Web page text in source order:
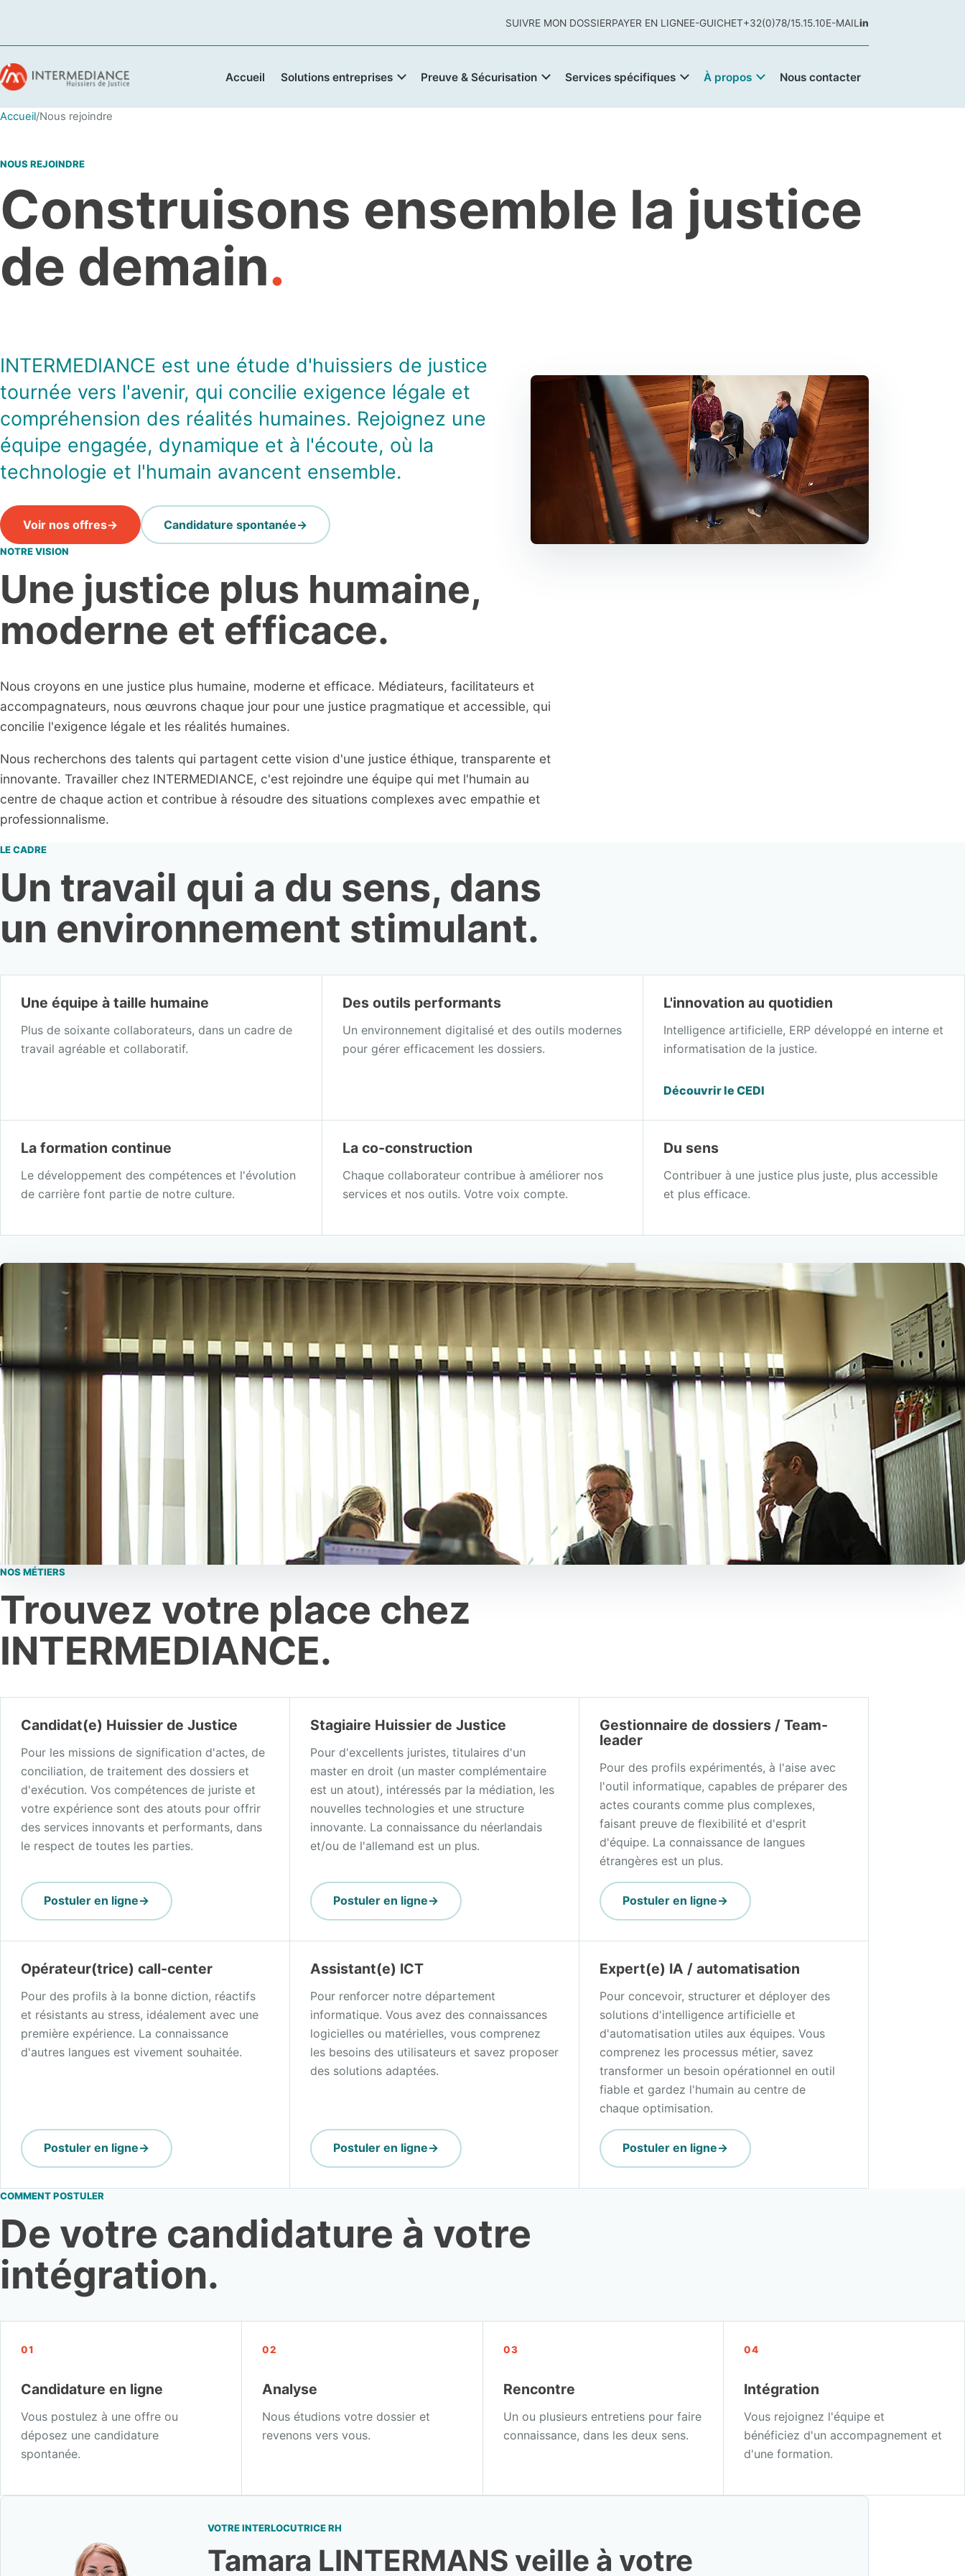
SUIVRE MON DOSSIERPAYER EN LIGNEE-GUICHET+32(0)78/15.15.10E-MAIL in
Accueil Solutions entreprises Preuve & Sécurisation Services spécifiques À propos Nous contacter
Accueil/Nous rejoindre
NOUS REJOINDRE
Construisons ensemble la justice
de demain.
INTERMEDIANCE est une étude d'huissiers de justice
tournée vers l'avenir, qui concilie exigence légale et
compréhension des réalités humaines. Rejoignez une
équipe engagée, dynamique et à l'écoute, où la
technologie et l'humain avancent ensemble.
Voir nos offres Candidature spontanée
NOTRE VISION
Une justice plus humaine,
moderne et efficace.
Nous croyons en une justice plus humaine, moderne et efficace. Médiateurs, facilitateurs et
accompagnateurs, nous œuvrons chaque jour pour une justice pragmatique et accessible, qui
concilie l'exigence légale et les réalités humaines.
Nous recherchons des talents qui partagent cette vision d'une justice éthique, transparente et
innovante. Travailler chez INTERMEDIANCE, c'est rejoindre une équipe qui met l'humain au
centre de chaque action et contribue à résoudre des situations complexes avec empathie et
professionnalisme.
LE CADRE
Un travail qui a du sens, dans
un environnement stimulant.
Une équipe à taille humaine
Plus de soixante collaborateurs, dans un cadre de
travail agréable et collaboratif.
Des outils performants
Un environnement digitalisé et des outils modernes
pour gérer efficacement les dossiers.
L'innovation au quotidien
Intelligence artificielle, ERP développé en interne et
informatisation de la justice.
Découvrir le CEDI
La formation continue
Le développement des compétences et l'évolution
de carrière font partie de notre culture.
La co-construction
Chaque collaborateur contribue à améliorer nos
services et nos outils. Votre voix compte.
Du sens
Contribuer à une justice plus juste, plus accessible
et plus efficace.
NOS MÉTIERS
Trouvez votre place chez
INTERMEDIANCE.
Candidat(e) Huissier de Justice
Pour les missions de signification d'actes, de
conciliation, de traitement des dossiers et
d'exécution. Vos compétences de juriste et
votre expérience sont des atouts pour offrir
des services innovants et performants, dans
le respect de toutes les parties.
Postuler en ligne
Stagiaire Huissier de Justice
Pour d'excellents juristes, titulaires d'un
master en droit (un master complémentaire
est un atout), intéressés par la médiation, les
nouvelles technologies et une structure
innovante. La connaissance du néerlandais
et/ou de l'allemand est un plus.
Postuler en ligne
Gestionnaire de dossiers / Team-
leader
Pour des profils expérimentés, à l'aise avec
l'outil informatique, capables de préparer des
actes courants comme plus complexes,
faisant preuve de flexibilité et d'esprit
d'équipe. La connaissance de langues
étrangères est un plus.
Postuler en ligne
Opérateur(trice) call-center
Pour des profils à la bonne diction, réactifs
et résistants au stress, idéalement avec une
première expérience. La connaissance
d'autres langues est vivement souhaitée.
Postuler en ligne
Assistant(e) ICT
Pour renforcer notre département
informatique. Vous avez des connaissances
logicielles ou matérielles, vous comprenez
les besoins des utilisateurs et savez proposer
des solutions adaptées.
Postuler en ligne
Expert(e) IA / automatisation
Pour concevoir, structurer et déployer des
solutions d'intelligence artificielle et
d'automatisation utiles aux équipes. Vous
comprenez les processus métier, savez
transformer un besoin opérationnel en outil
fiable et gardez l'humain au centre de
chaque optimisation.
Postuler en ligne
COMMENT POSTULER
De votre candidature à votre
intégration.
01
Candidature en ligne
Vous postulez à une offre ou
déposez une candidature
spontanée.
02
Analyse
Nous étudions votre dossier et
revenons vers vous.
03
Rencontre
Un ou plusieurs entretiens pour faire
connaissance, dans les deux sens.
04
Intégration
Vous rejoignez l'équipe et
bénéficiez d'un accompagnement et
d'une formation.
VOTRE INTERLOCUTRICE RH
Tamara LINTERMANS veille à votre